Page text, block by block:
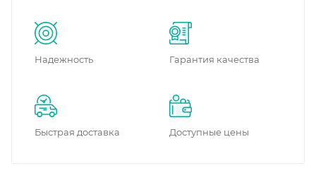
Надежность Гарантия качества
Быстрая доставка Доступные цены